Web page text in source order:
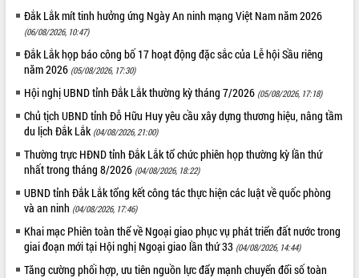
văn hóa, thể thao đáp ứng yêu cầu
phát triển mới
Thường trực HĐND tỉnh Đắk Lắk gặp
mặt Đoàn chuyên gia y tế TP. Hồ Chí
Minh
Lễ truy điệu và an táng hài cốt liệt sĩ
tại Nghĩa trang Liệt sĩ xã Sơn Hòa
Bàn giải pháp tháo gỡ khó khăn trong
xuất khẩu sầu riêng và triển khai quy
định EUDR
Thứ trưởng Bộ Nông nghiệp và Môi
trường Nguyễn Hoàng Hiệp khảo sát
vùng trồng và doanh nghiệp đóng gói
sầu riêng tại Đắk Lắk
Trình diễn nghệ thuật chế biến các
LIÊN KẾT WEB
THỐNG KÊ TRUY CẬP
Hôm nay: 19821
Tất cả:
66032561
Đắk Lắk mít tinh hưởng ứng Ngày An ninh mạng Việt Nam năm 2026
(06/08/2026, 10:47)
Đắk Lắk họp báo công bố 17 hoạt động đặc sắc của Lễ hội Sầu riêng
năm 2026 (05/08/2026, 17:30)
Hội nghị UBND tỉnh Đắk Lắk thường kỳ tháng 7/2026 (05/08/2026, 17:18)
Chủ tịch UBND tỉnh Đỗ Hữu Huy yêu cầu xây dựng thương hiệu, nâng tầm
du lịch Đắk Lắk (04/08/2026, 21:00)
Thường trực HĐND tỉnh Đắk Lắk tổ chức phiên họp thường kỳ lần thứ
nhất trong tháng 8/2026 (04/08/2026, 18:22)
UBND tỉnh Đắk Lắk tổng kết công tác thực hiện các luật về quốc phòng
và an ninh (04/08/2026, 17:46)
Khai mạc Phiên toàn thể về Ngoại giao phục vụ phát triển đất nước trong
giai đoạn mới tại Hội nghị Ngoại giao lần thứ 33 (04/08/2026, 14:44)
Tăng cường phối hợp, ưu tiên nguồn lực đẩy mạnh chuyển đổi số toàn